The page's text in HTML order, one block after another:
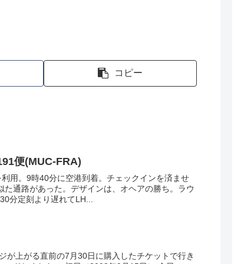
コピー
便(MUC-FRA)
用。9時40分に空港到着。チェックインを済ませ
通路があった。デザインは、オヘアの勝ち。ラウ
分定刻より遅れてLH...
が上がる直前の7月30日に購入したチケットで行き